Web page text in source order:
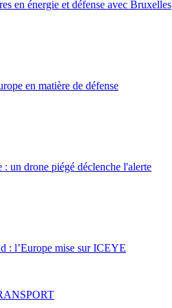
en énergie et défense avec Bruxelles
en matière de défense
un drone piégé déclenche l'alerte
: l’Europe mise sur ICEYE